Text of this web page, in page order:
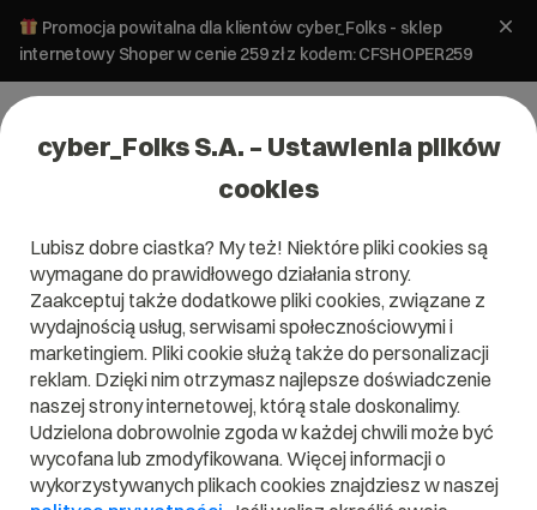
Promocja powitalna dla klientów cyber_Folks - sklep
internetowy Shoper w cenie 259 zł z kodem: CFSHOPER259
cyber_Folks S.A. – Ustawienia plików
cookies
Lubisz dobre ciastka? My też! Niektóre pliki cookies są
wymagane do prawidłowego działania strony.
Zaakceptuj także dodatkowe pliki cookies, związane z
wydajnością usług, serwisami społecznościowymi i
marketingiem. Pliki cookie służą także do personalizacji
reklam. Dzięki nim otrzymasz najlepsze doświadczenie
naszej strony internetowej, którą stale doskonalimy.
Udzielona dobrowolnie zgoda w każdej chwili może być
wycofana lub zmodyfikowana. Więcej informacji o
wykorzystywanych plikach cookies znajdziesz w naszej